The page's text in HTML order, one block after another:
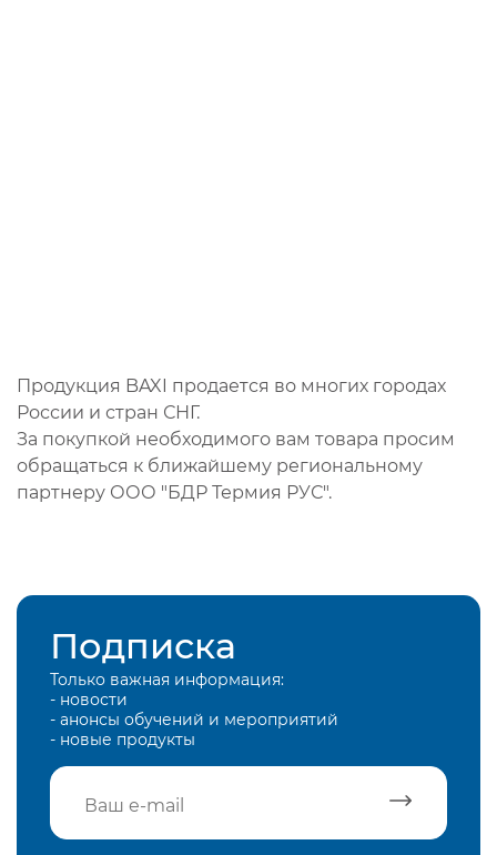
Продукция BAXI продается во многих городах
России и стран СНГ.
За покупкой необходимого вам товара просим
обращаться к ближайшему региональному
партнеру ООО "БДР Термия РУС".
Подписка
Только важная информация:
- новости
- анонсы обучений и мероприятий
- новые продукты